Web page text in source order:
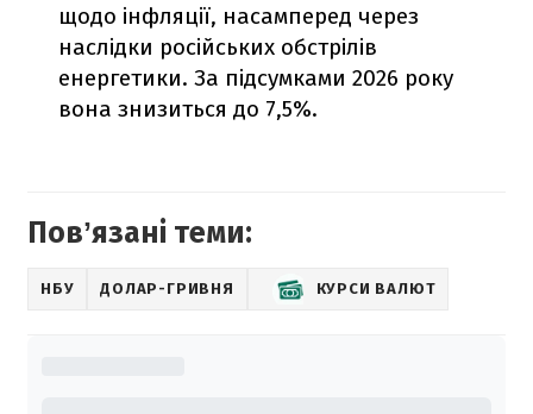
щодо інфляції, насамперед через
наслідки російських обстрілів
енергетики. За підсумками 2026 року
вона знизиться до 7,5%.
Повʼязані теми:
НБУ ДОЛАР-ГРИВНЯ КУРСИ ВАЛЮТ